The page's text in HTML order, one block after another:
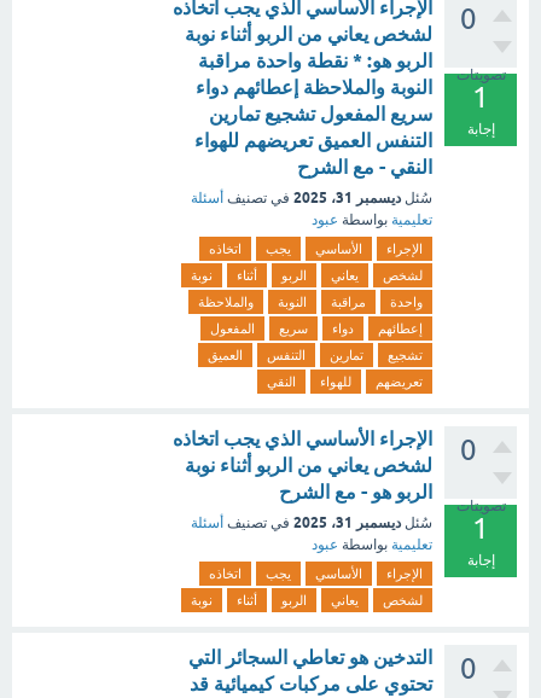
0
تصويتات
1
إجابة
الإجراء الأساسي الذي يجب اتخاذه
لشخص يعاني من الربو أثناء نوبة
الربو هو: * نقطة واحدة مراقبة
النوبة والملاحظة إعطائهم دواء
سريع المفعول تشجيع تمارين
التنفس العميق تعريضهم للهواء
النقي - مع الشرح
سُئل ديسمبر 31، 2025 في تصنيف أسئلة
تعليمية بواسطة عبود
الإجراء الأساسي يجب
اتخاذه
لشخص
يعاني الربو أثناء
نوبة
واحدة
مراقبة النوبة
والملاحظة
إعطائهم
دواء سريع
المفعول
تشجيع
تمارين التنفس
العميق
تعريضهم
للهواء النقي
0
تصويتات
1
إجابة
الإجراء الأساسي الذي يجب اتخاذه
لشخص يعاني من الربو أثناء نوبة
الربو هو - مع الشرح
سُئل ديسمبر 31، 2025 في تصنيف أسئلة
تعليمية بواسطة عبود
الإجراء الأساسي يجب
اتخاذه
لشخص
يعاني الربو أثناء نوبة
0
التدخين هو تعاطي السجائر التي
تحتوي على مركبات كيميائية قد